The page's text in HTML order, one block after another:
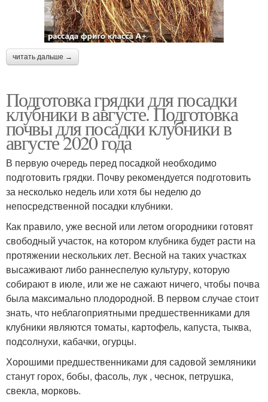
читать дальше →
Подготовка грядки для посадки
клубники в августе. Подготовка
почвы для посадки клубники в
августе 2020 года
В первую очередь перед посадкой необходимо
подготовить грядки. Почву рекомендуется подготовить
за несколько недель или хотя бы неделю до
непосредственной посадки клубники.
Как правило, уже весной или летом огородники готовят
свободный участок, на котором клубника будет расти на
протяжении нескольких лет. Весной на таких участках
высаживают либо раннеспелую культуру, которую
собирают в июле, или же не сажают ничего, чтобы почва
была максимально плодородной. В первом случае стоит
знать, что неблагоприятными предшественниками для
клубники являются томаты, картофель, капуста, тыква,
подсолнухи, кабачки, огурцы.
Хорошими предшественниками для садовой земляники
станут горох, бобы, фасоль, лук , чеснок, петрушка,
свекла, морковь.